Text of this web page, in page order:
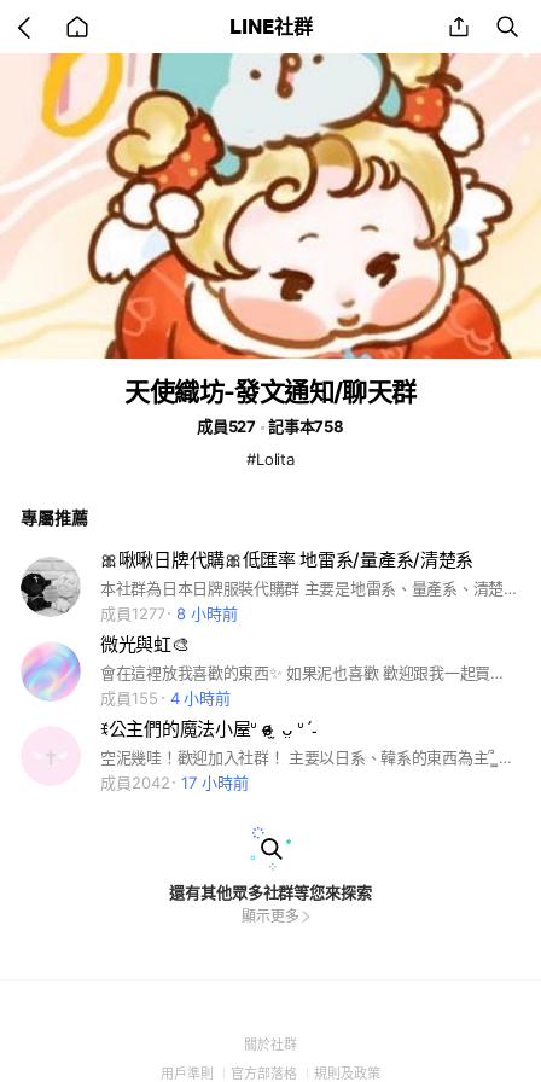
back
to
home
LINE社群 share
天使織坊-發文通知/聊天群
成員527
記事本758
#Lolita
專屬推薦
🎀啾啾日牌代購🎀低匯率 地雷系/量產系/清楚系
本社群為日本日牌服裝代購群 主要是地雷系、量產系、清楚系女裝 有興趣、想找的服飾都可以問我🙌 請詳閱置頂公告與規則，感謝💕
成員1277
8 小時前
微光與虹🎨
會在這裡放我喜歡的東西✨ 如果泥也喜歡 歡迎跟我一起買喔！
成員155
4 小時前
ꉂ公主們的魔法小屋ᐡ ɞ̴̶̷ ̫ ᴗ̤ ᐡˊ˗
空泥幾哇！歡迎加入社群！ 主要以日系、韓系的東西為主՞ ̳o̴̶̷̤ ̫ o̴̶̷̤ ̳՞ 有開放日牌的Rojita專區o̴̶̷ ̫ o̴̶̷‪‪ *大多為平替*（請注意！ 當初是為了學生群 但是又想買漂亮衣服才開的 介意勿購買！） （也可以代購淘寶、拼多多、鹹魚等） #地雷系 #日系衣服 #韓系衣服 #波點衣服 #天使衣服 #宅萌衣服 還有很多東西！歡迎公主們進來把寶貝帶走！ᐡ ɞ̴̶̷ ̫ ᴗ̤ ᐡ
成員2042
17 小時前
還有其他眾多社群等您來探索
顯示更多
關於社群(Open
用戶準則 (Open
官方部落格 (Open
規則及政策(Open